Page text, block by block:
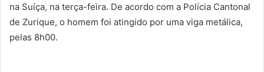
na Suíça, na terça-feira. De acordo com a Polícia Cantonal
de Zurique, o homem foi atingido por uma viga metálica,
pelas 8h00.